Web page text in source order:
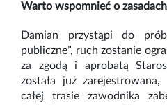
Warto wspomnieć o
Damian przystąpi do
publiczne”, ruch zostanie
za zgodą i aprobatą
została już
całej trasie zawodnika